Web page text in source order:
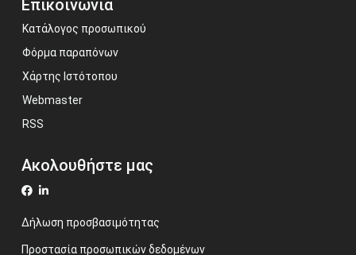
Επικοινωνία
Κατάλογος προσωπικού
Φόρμα παραπόνων
Χάρτης Ιστότοπου
Webmaster
RSS
Ακολουθήστε μας
Δήλωση προσβασιμότητας
Προστασία προσωπικών δεδομένων